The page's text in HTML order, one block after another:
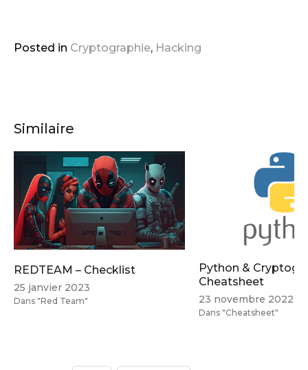
Posted in Cryptographie, Hacking
Similaire
REDTEAM – Checklist
25 janvier 2023
Dans "Red Team"
Python &
Cheatsheet
23 novembre 2022
Dans "Cheatsheet"